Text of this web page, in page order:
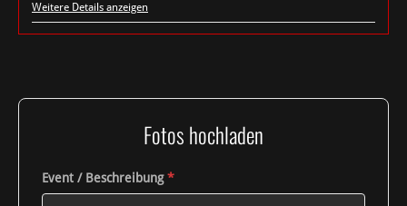
Weitere Details anzeigen
Fotos hochladen
Event / Beschreibung*